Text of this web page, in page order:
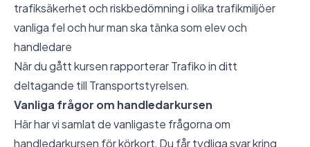
trafiksäkerhet och riskbedömning i olika trafikmiljöer
vanliga fel och hur man ska tänka som elev och
handledare
När du gått kursen rapporterar Trafiko in ditt
deltagande till Transportstyrelsen.
Vanliga frågor om handledarkursen
Här har vi samlat de vanligaste frågorna om
handledarkursen för körkort. Du får tydliga svar kring